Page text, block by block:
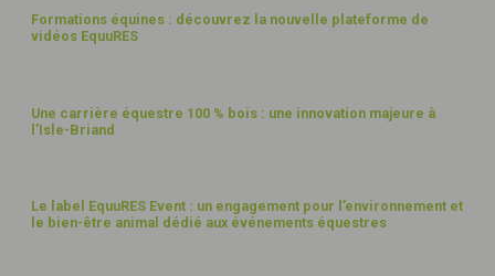
7
MAI 26
Formations équines : découvrez la nouvelle plateforme de
vidéos EquuRES
4
MAI 26
Une carrière équestre 100 % bois : une innovation majeure à
l’Isle-Briand
10
MARS26
Le label EquuRES Event : un engagement pour l’environnement et
le bien-être animal dédié aux événements équestres